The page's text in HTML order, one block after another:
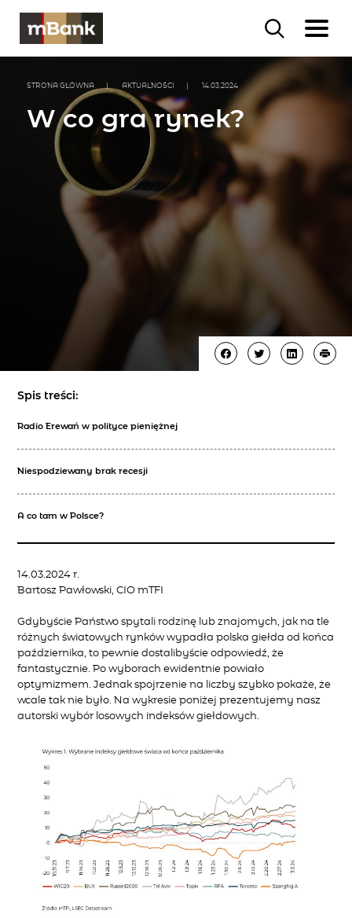
STRONA GŁÓWNA | AKTUALNOŚCI 14.03.2024
W co gra rynek?
14.03.2024 r.
Bartosz Pawłowski, CIO mTFI
Gdybyście Państwo spytali rodzinę lub znajomych, jak na tle
różnych światowych rynków wypadła polska giełda od końca
października, to pewnie dostalibyście odpowiedź, że
fantastycznie. Po wyborach ewidentnie powiało
optymizmem. Jednak spojrzenie na liczby szybko pokaże, że
wcale tak nie było. Na wykresie poniżej prezentujemy nasz
autorski wybór losowych indeksów giełdowych.
Spis treści:
Radio Erewań w polityce pieniężnej
Niespodziewany brak recesji
A co tam w Polsce?